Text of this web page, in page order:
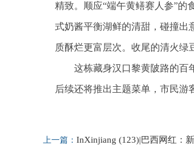
精致。顺应“端午黄鳝赛人参”的
式奶酱平衡湖鲜的清甜，碰撞出
质酥烂更富层次。收尾的清火绿
这栋藏身汉口黎黄陂路的百
后续还将推出主题菜单，市民游
上一篇： InXinjiang (123)|巴西网红：